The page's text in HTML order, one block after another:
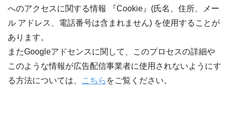
へのアクセスに関する情報 『Cookie』(氏名、住所、メー
ル アドレス、電話番号は含まれません) を使用することが
あります。
またGoogleアドセンスに関して、このプロセスの詳細や
このような情報が広告配信事業者に使用されないようにす
る方法については、
こちら をご覧ください。